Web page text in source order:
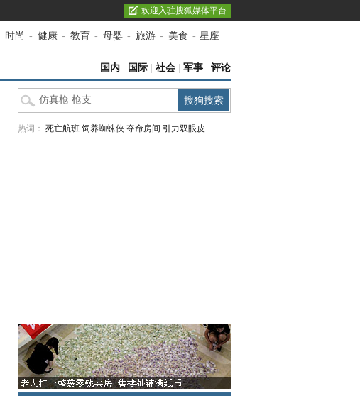
欢迎入驻搜狐媒体平台
时尚 - 健康 - 教育 - 母婴 - 旅游 - 美食 - 星座
国内 国际 社会 军事 评论
热词： 死亡航班 饲养蜘蛛侠 夺命房间 引力双眼皮